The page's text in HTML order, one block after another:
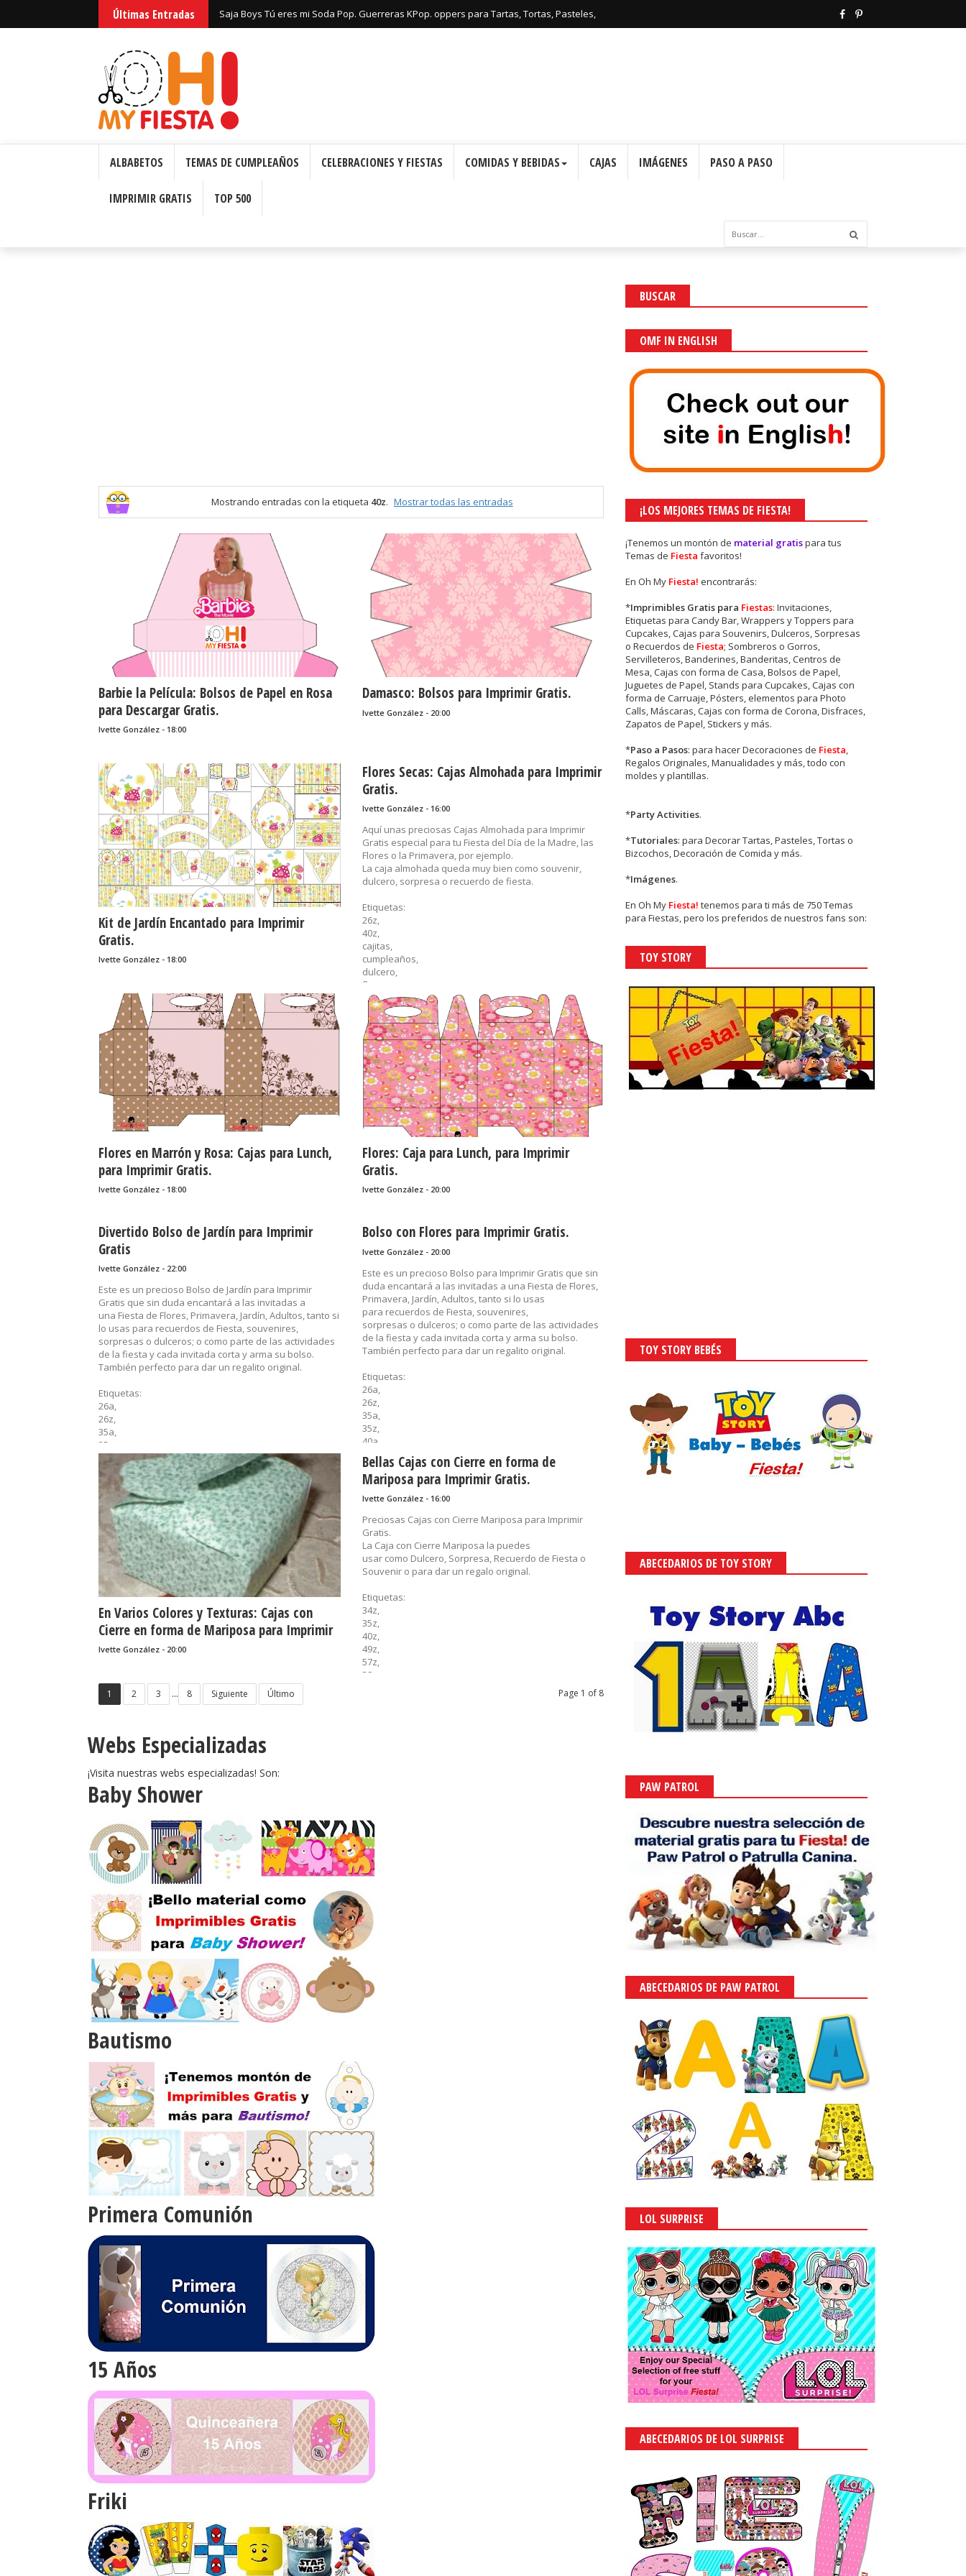
Últimas Entradas Saja Boys Tú eres mi Soda Pop. Guerreras KPop. oppers para Tartas, Tortas, Pasteles,
ALBABETOS TEMAS DE CUMPLEAÑOS CELEBRACIONES Y FIESTAS COMIDAS Y BEBIDAS CAJAS IMÁGENES PASO A PASO
IMPRIMIR GRATIS TOP 500
Mostrando entradas con la etiqueta 40z. Mostrar todas las entradas
Barbie la Película: Bolsos de Papel en Rosa
para Descargar Gratis.
Ivette González - 18:00
Damasco: Bolsos para Imprimir Gratis.
Ivette González - 20:00
Kit de Jardín Encantado para Imprimir
Gratis.
Ivette González - 18:00
Flores Secas: Cajas Almohada para Imprimir
Gratis.
Ivette González - 16:00
Aquí unas preciosas Cajas Almohada para Imprimir
Gratis especial para tu Fiesta del Día de la Madre, las
Flores o la Primavera, por ejemplo.
La caja almohada queda muy bien como souvenir,
dulcero, sorpresa o recuerdo de fiesta.
Etiquetas:
26z,
40z,
cajitas,
cumpleaños,
dulcero,
flores,
imprimibles,
primavera,
recuerditos,
sorpresas,
souvenirs
......
Flores en Marrón y Rosa: Cajas para Lunch,
para Imprimir Gratis.
Ivette González - 18:00
Flores: Caja para Lunch, para Imprimir
Gratis.
Ivette González - 20:00
Divertido Bolso de Jardín para Imprimir
Gratis
Ivette González - 22:00
Este es un precioso Bolso de Jardín para Imprimir
Gratis que sin duda encantará a las invitadas a
una Fiesta de Flores, Primavera, Jardín, Adultos, tanto si
lo usas para recuerdos de Fiesta, souvenires,
sorpresas o dulceros; o como parte de las actividades
de la fiesta y cada invitada corta y arma su bolso.
También perfecto para dar un regalito original.
Etiquetas:
26a,
26z,
35a,
35z,
40a,
40z,
bolso,
cajas para regalo,
dulcero,
flores,
imprimibles,
primavera,
recuerditos,
sorpresas,
souvenirs,
Z50
......
Bolso con Flores para Imprimir Gratis.
Ivette González - 20:00
Este es un precioso Bolso para Imprimir Gratis que sin
duda encantará a las invitadas a una Fiesta de Flores,
Primavera, Jardín, Adultos, tanto si lo usas
para recuerdos de Fiesta, souvenires,
sorpresas o dulceros; o como parte de las actividades
de la fiesta y cada invitada corta y arma su bolso.
También perfecto para dar un regalito original.
Etiquetas:
26a,
26z,
35a,
35z,
40a,
40z,
bolso,
cajas para regalo,
dulcero,
flores,
imprimibles,
primavera,
recuerditos,
sorpresas,
souvenirs,
......
En Varios Colores y Texturas: Cajas con
Cierre en forma de Mariposa para Imprimir
Gratis.
Ivette González - 20:00
Bellas Cajas con Cierre en forma de
Mariposa para Imprimir Gratis.
Ivette González - 16:00
Preciosas Cajas con Cierre Mariposa para Imprimir
Gratis.
La Caja con Cierre Mariposa la puedes
usar como Dulcero, Sorpresa, Recuerdo de Fiesta o
Souvenir o para dar un regalo original.
Etiquetas:
34z,
35z,
40z,
49z,
57z,
58z,
souvenirs,
Z50
......
Page 1 of 8
1 2 3 ... 8 Siguiente Último
Webs Especializadas
¡Visita nuestras webs especializadas! Son:
Baby Shower
Bautismo
Primera Comunión
15 Años
Friki
BUSCAR
OMF IN ENGLISH
¡LOS MEJORES TEMAS DE FIESTA!
¡Tenemos un montón de material gratispara tus
Temas de Fiestafavoritos!
En Oh My Fiesta!encontrarás:
*Imprimibles Gratis para Fiestas: Invitaciones,
Etiquetas para Candy Bar, Wrappers y Toppers para
Cupcakes, Cajas para Souvenirs, Dulceros, Sorpresas
o Recuerdos de Fiesta; Sombreros o Gorros,
Servilleteros, Banderines, Banderitas, Centros de
Mesa, Cajas con forma de Casa, Bolsos de Papel,
Juguetes de Papel, Stands para Cupcakes, Cajas con
forma de Carruaje, Pósters, elementos para Photo
Calls, Máscaras, Cajas con forma de Corona, Disfraces,
Zapatos de Papel, Stickers y más.
*Paso a Pasos: para hacer Decoraciones de Fiesta,
Regalos Originales, Manualidades y más, todo con
moldes y plantillas.
*Party Activities.
*Tutoriales: para Decorar Tartas, Pasteles, Tortas o
Bizcochos, Decoración de Comida y más.
*Imágenes.
EnOh My Fiesta! tenemos para ti más de 750 Temas
para Fiestas, pero los preferidos de nuestros fans son:
TOY STORY
TOY STORY BEBÉS
ABECEDARIOS DE TOY STORY
PAW PATROL
ABECEDARIOS DE PAW PATROL
LOL SURPRISE
ABECEDARIOS DE LOL SURPRISE